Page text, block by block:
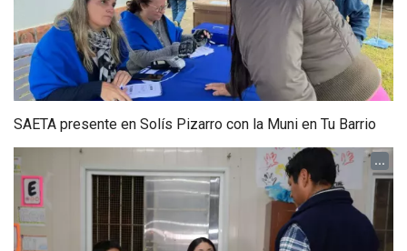
SAETA presente en Solís Pizarro con la Muni en Tu Barrio
...